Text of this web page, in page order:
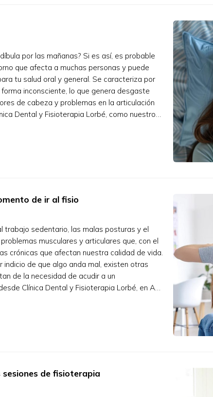
por las mañanas? Si es así, es probable
que afecta a muchas personas y puede
tu salud oral y general. Se caracteriza por
inconsciente, lo que genera desgaste
de cabeza y problemas en la articulación
Dental y Fisioterapia Lorbé, como nuestro
de ir al fisio
trabajo sedentario, las malas posturas y el
musculares y articulares que, con el
crónicas que afectan nuestra calidad de vida.
indicio de que algo anda mal, existen otras
de la necesidad de acudir a un
Clínica Dental y Fisioterapia Lorbé, en A
de fisioterapia